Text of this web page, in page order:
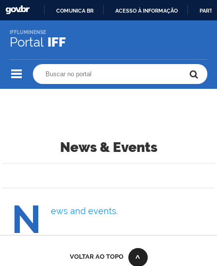
COMUNICA BR ACESSO À INFORMAÇÃO
Portal IFF
IFFLUMINENSE
News & Events
N ews and events.
VOLTAR AO TOPO